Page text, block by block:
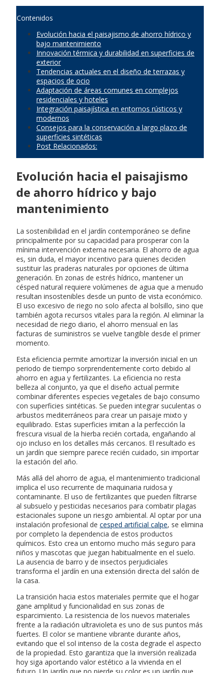
Contenidos
Evolución hacia el paisajismo de ahorro hídrico y
bajo mantenimiento
Innovación térmica y durabilidad en superficies de
exterior
Tendencias actuales en el diseño de terrazas y
espacios de ocio
Adaptación de áreas comunes en complejos
residenciales y hoteles
Integración paisajística en entornos rústicos y
modernos
Consejos para la conservación a largo plazo de
superficies sintéticas
Post Relacionados:
Evolución hacia el paisajismo
de ahorro hídrico y bajo
mantenimiento
La sostenibilidad en el jardín contemporáneo se define
principalmente por su capacidad para prosperar con la
mínima intervención externa necesaria. El ahorro de agua
es, sin duda, el mayor incentivo para quienes deciden
sustituir las praderas naturales por opciones de última
generación. En zonas de estrés hídrico, mantener un
césped natural requiere volúmenes de agua que a menudo
resultan insostenibles desde un punto de vista económico.
El uso excesivo de riego no solo afecta al bolsillo, sino que
también agota recursos vitales para la región. Al eliminar la
necesidad de riego diario, el ahorro mensual en las
facturas de suministros se vuelve tangible desde el primer
momento.
Esta eficiencia permite amortizar la inversión inicial en un
periodo de tiempo sorprendentemente corto debido al
ahorro en agua y fertilizantes. La eficiencia no resta
belleza al conjunto, ya que el diseño actual permite
combinar diferentes especies vegetales de bajo consumo
con superficies sintéticas. Se pueden integrar suculentas o
arbustos mediterráneos para crear un paisaje mixto y
equilibrado. Estas superficies imitan a la perfección la
frescura visual de la hierba recién cortada, engañando al
ojo incluso en los detalles más cercanos. El resultado es
un jardín que siempre parece recién cuidado, sin importar
la estación del año.
Más allá del ahorro de agua, el mantenimiento tradicional
implica el uso recurrente de maquinaria ruidosa y
contaminante. El uso de fertilizantes que pueden filtrarse
al subsuelo y pesticidas necesarios para combatir plagas
estacionales supone un riesgo ambiental. Al optar por una
instalación profesional de cesped artificial calpe, se elimina
por completo la dependencia de estos productos
químicos. Esto crea un entorno mucho más seguro para
niños y mascotas que juegan habitualmente en el suelo.
La ausencia de barro y de insectos perjudiciales
transforma el jardín en una extensión directa del salón de
la casa.
La transición hacia estos materiales permite que el hogar
gane amplitud y funcionalidad en sus zonas de
esparcimiento. La resistencia de los nuevos materiales
frente a la radiación ultravioleta es uno de sus puntos más
fuertes. El color se mantiene vibrante durante años,
evitando que el sol intenso de la costa degrade el aspecto
de la propiedad. Esto garantiza que la inversión realizada
hoy siga aportando valor estético a la vivienda en el